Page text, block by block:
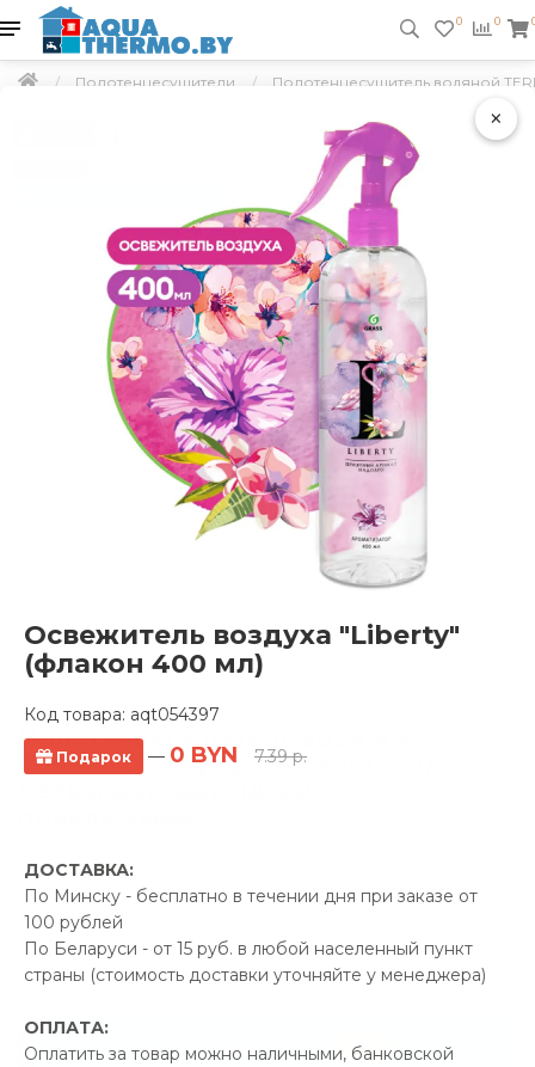
×
Освежитель воздуха "Liberty"
(флакон 400 мл)
Код товара: aqt054397
Подарок — 0 BYN 7.39 р.
ДОСТАВКА:
По Минску - бесплатно в течении дня при заказе от
100 рублей
По Беларуси - от 15 руб. в любой населенный пункт
страны (стоимость доставки уточняйте у менеджера)
ОПЛАТА:
Оплатить за товар можно наличными, банковской
0 0
Полотенцесушители Полотенцесушитель водяной
Полотенцесушитель водяной
TERMINUS Аврора 500x800/8 1/2"
Производитель:
Код Товара: aqt055784
ПРОМОКОД "ЛЕТО" -5%